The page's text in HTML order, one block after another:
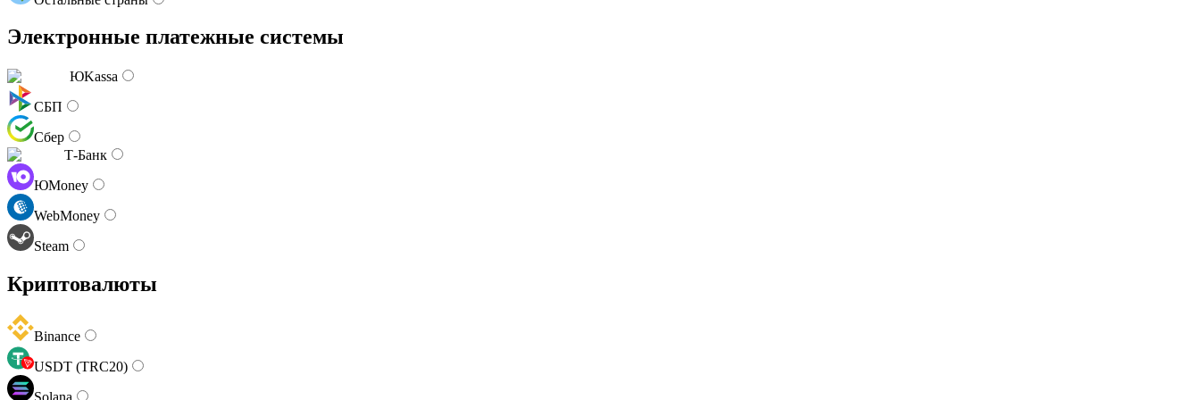
Электронные платежные системы
ЮKassa
СБП
Сбер
Т-Банк
ЮMoney
WebMoney
Steam
Криптовалюты
Binance
USDT (TRC20)